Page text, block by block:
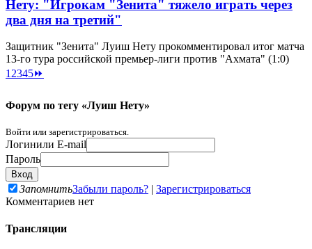
Нету: "Игрокам "Зенита" тяжело играть через
два дня на третий"
Защитник "Зенита" Луиш Нету прокомментировал итог матча
13-го тура российской премьер-лиги против "Ахмата" (1:0)
1 2345⏩
Форум по тегу «Луиш Нету»
Войти или зарегистрироваться.
Логинили E-mail
Пароль
ЗапомнитьЗабыли пароль? | Зарегистрироваться
Комментариев нет
Трансляции